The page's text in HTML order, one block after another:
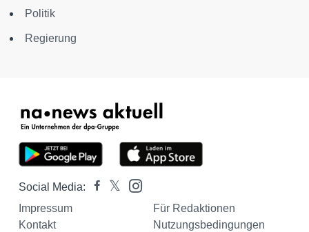
Politik
Regierung
Social Media:
Impressum
Für Redaktionen
Kontakt
Nutzungsbedingungen